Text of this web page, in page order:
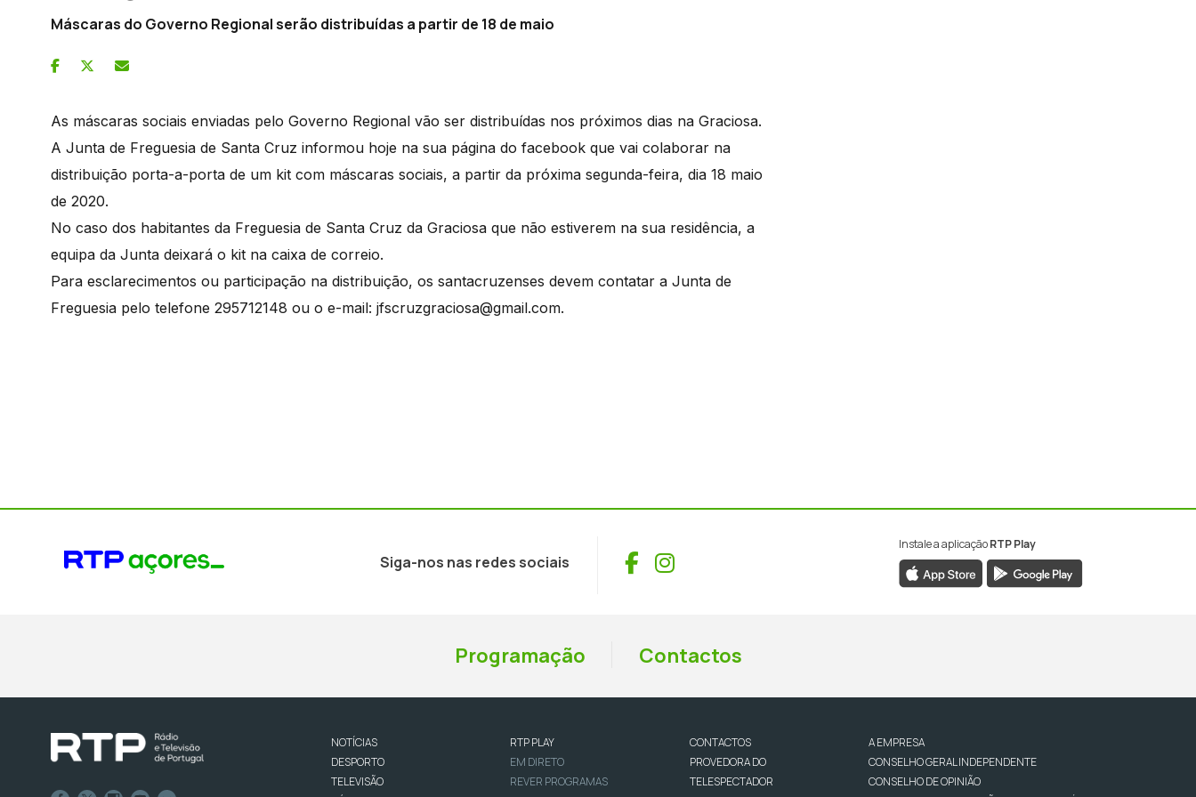
Máscaras do Governo Regional serão distribuídas a partir de 18 de maio
As máscaras sociais enviadas pelo Governo Regional vão ser distribuídas nos próximos dias na Graciosa.
A Junta de Freguesia de Santa Cruz informou hoje na sua página do facebook que vai colaborar na
distribuição porta-a-porta de um kit com máscaras sociais, a partir da próxima segunda-feira, dia 18 maio
de 2020.
No caso dos habitantes da Freguesia de Santa Cruz da Graciosa que não estiverem na sua residência, a
equipa da Junta deixará o kit na caixa de correio.
Para esclarecimentos ou participação na distribuição, os santacruzenses devem contatar a Junta de
Freguesia pelo telefone 295712148 ou o e-mail: jfscruzgraciosa@gmail.com.
Siga-nos nas redes sociais Facebook
Instagram
Instale a aplicaçãoRTP Play
Programação Contactos
NOTÍCIAS
DESPORTO
TELEVISÃO
RTP PLAY
EM DIRETO
REVER PROGRAMAS
CONTACTOS
PROVEDORA DO
TELESPECTADOR
A EMPRESA
CONSELHO GERAL INDEPENDENTE
CONSELHO DE OPINIÃO